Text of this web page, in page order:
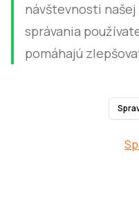
návštevnosti
správania
pomáhajú